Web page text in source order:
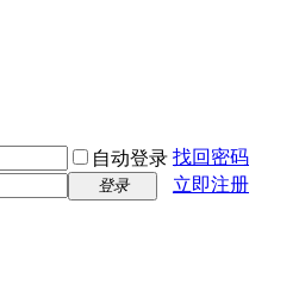
自动登录 找回密码
登录
立即注册